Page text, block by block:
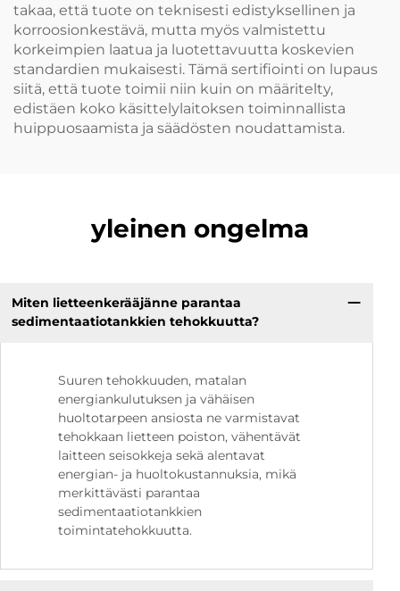
takaa, että tuote on teknisesti edistyksellinen ja
korroosionkestävä, mutta myös valmistettu
korkeimpien laatua ja luotettavuutta koskevien
standardien mukaisesti. Tämä sertifiointi on lupaus
siitä, että tuote toimii niin kuin on määritelty,
edistäen koko käsittelylaitoksen toiminnallista
huippuosaamista ja säädösten noudattamista.
yleinen ongelma
Miten lietteenkerääjänne parantaa
sedimentaatiotankkien tehokkuutta?
Suuren tehokkuuden, matalan
energiankulutuksen ja vähäisen
huoltotarpeen ansiosta ne varmistavat
tehokkaan lietteen poiston, vähentävät
laitteen seisokkeja sekä alentavat
energian- ja huoltokustannuksia, mikä
merkittävästi parantaa
sedimentaatiotankkien
toimintatehokkuutta.